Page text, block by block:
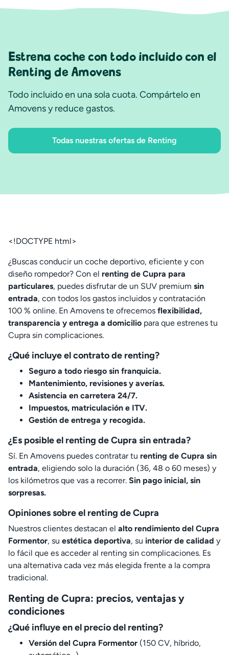
Estrena coche con todo incluido con el
Renting de Amovens
Todo incluido en una sola cuota. Compártelo en
Amovens y reduce gastos.
Todas nuestras ofertas de Renting
<!DOCTYPE html>
¿Buscas conducir un coche deportivo, eficiente y con
diseño rompedor? Con el renting de Cupra para
particulares, puedes disfrutar de un SUV premium sin
entrada, con todos los gastos incluidos y contratación
100 % online. En Amovens te ofrecemos flexibilidad,
transparencia y entrega a domicilio para que estrenes tu
Cupra sin complicaciones.
¿Qué incluye el contrato de renting?
Seguro a todo riesgo sin franquicia.
Mantenimiento, revisiones y averías.
Asistencia en carretera 24/7.
Impuestos, matriculación e ITV.
Gestión de entrega y recogida.
¿Es posible el renting de Cupra sin entrada?
Sí. En Amovens puedes contratar tu renting de Cupra sin
entrada, eligiendo solo la duración (36, 48 o 60 meses) y
los kilómetros que vas a recorrer. Sin pago inicial, sin
sorpresas.
Opiniones sobre el renting de Cupra
Nuestros clientes destacan el alto rendimiento del Cupra
Formentor, su estética deportiva, su interior de calidad y
lo fácil que es acceder al renting sin complicaciones. Es
una alternativa cada vez más elegida frente a la compra
tradicional.
Renting de Cupra: precios, ventajas y
condiciones
¿Qué influye en el precio del renting?
Versión del Cupra Formentor (150 CV, híbrido,